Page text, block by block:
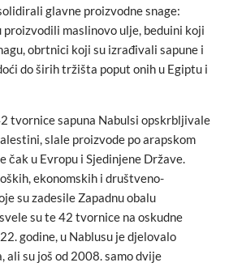
glavne proizvodne snage:
maslinovo ulje, beduini koji
obrtnici koji su izrađivali sapune i
do širih tržišta poput onih u Egiptu i
tvornice sapuna Nabulsi opskrbljivale
slale proizvode po arapskom
čak u Evropu i Sjedinjene Države.
ekonomskih i društveno-
su zadesile Zapadnu obalu
su te 42 tvornice na oskudne
godine, u Nablusu je djelovalo
ali su još od 2008. samo dvije